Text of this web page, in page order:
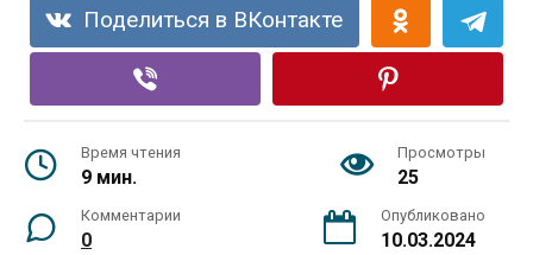
Поделиться в ВКонтакте
Время чтения
9 мин.
Просмотры
25
Комментарии
0
Опубликовано
10.03.2024